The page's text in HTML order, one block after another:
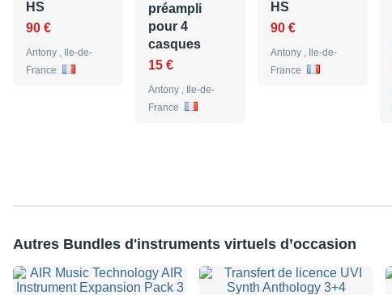
HS
90 €
Antony , Ile-de-
France
préampli
pour 4
casques
15 €
Antony , Ile-de-
France
HS
90 €
Antony , Ile-de-
France
Autres Bundles d'instruments virtuels d’occasion